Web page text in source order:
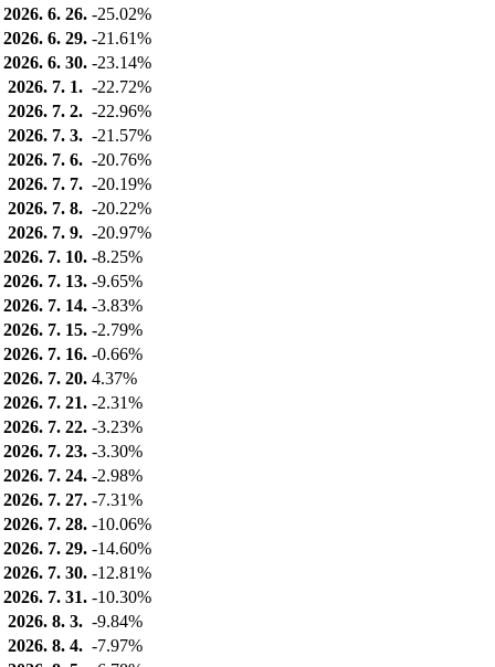
2026. 6. 26. -25.02%
2026. 6. 29. -21.61%
2026. 6. 30. -23.14%
2026. 7. 1. -22.72%
2026. 7. 2. -22.96%
2026. 7. 3. -21.57%
2026. 7. 6. -20.76%
2026. 7. 7. -20.19%
2026. 7. 8. -20.22%
2026. 7. 9. -20.97%
2026. 7. 10. -8.25%
2026. 7. 13. -9.65%
2026. 7. 14. -3.83%
2026. 7. 15. -2.79%
2026. 7. 16. -0.66%
2026. 7. 20. 4.37%
2026. 7. 21. -2.31%
2026. 7. 22. -3.23%
2026. 7. 23. -3.30%
2026. 7. 24. -2.98%
2026. 7. 27. -7.31%
2026. 7. 28. -10.06%
2026. 7. 29. -14.60%
2026. 7. 30. -12.81%
2026. 7. 31. -10.30%
2026. 8. 3. -9.84%
2026. 8. 4. -7.97%